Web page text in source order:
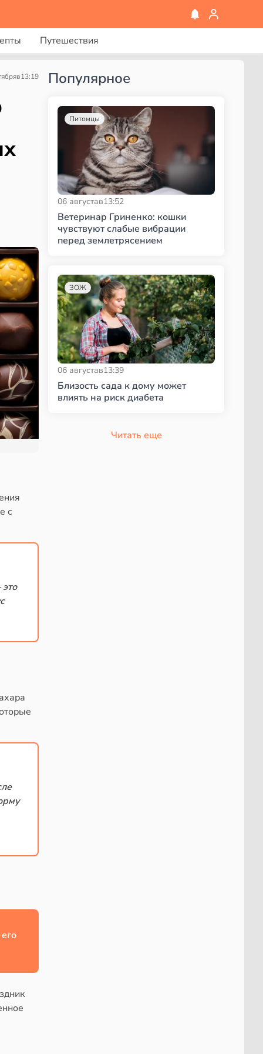
Путешествия
в13:19
с
Популярное
Питомцы
06 августав13:52
Ветеринар Гриненко: кошки
чувствуют слабые вибрации
перед землетрясением
ЗОЖ
06 августав13:39
Близость сада к дому может
влиять на риск диабета
Читать еще